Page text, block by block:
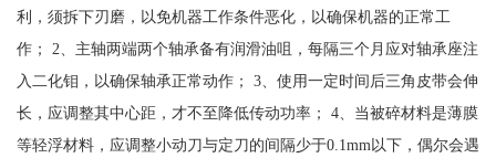
利，须拆下刃磨，以免机器工作条件恶化，以确保机器的正常工
作； 2、主轴两端两个轴承备有润滑油咀，每隔三个月应对轴承座注
入二化钼，以确保轴承正常动作； 3、使用一定时间后三角皮带会伸
长，应调整其中心距，才不至降低传动功率； 4、当被碎材料是薄膜
等轻浮材料，应调整小动刀与定刀的间隔少于0.1mm以下，偶尔会遇